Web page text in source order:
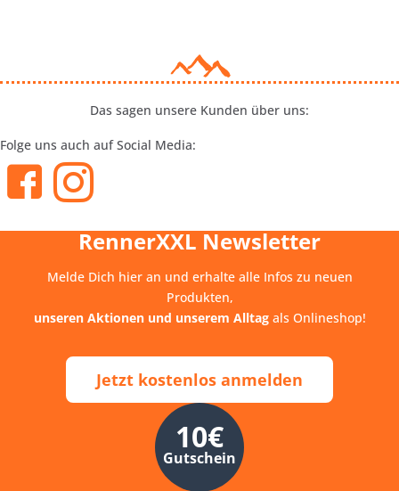
Das sagen unsere Kunden über uns:
Folge uns auch auf Social Media:
RennerXXL Newsletter
Melde Dich hier an und erhalte alle Infos zu neuen
Produkten,
unseren Aktionen und unserem Alltagals Onlineshop!
Jetzt kostenlos anmelden
10€
Gutschein